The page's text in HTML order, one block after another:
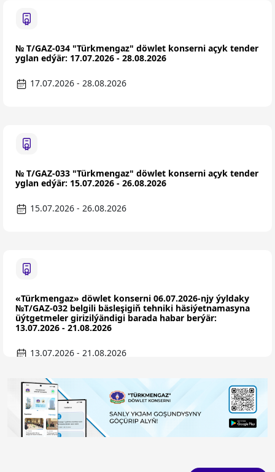
№ T/GAZ-034 "Türkmengaz" döwlet konserni açyk tender
yglan edýär: 17.07.2026 - 28.08.2026
17.07.2026 - 28.08.2026
№ T/GAZ-033 "Türkmengaz" döwlet konserni açyk tender
yglan edýär: 15.07.2026 - 26.08.2026
15.07.2026 - 26.08.2026
«Türkmengaz» döwlet konserni 06.07.2026-njy ýyldaky
№T/GAZ-032 belgili bäsleşigiň tehniki häsiýetnamasyna
üýtgetmeler girizilýändigi barada habar berýär:
13.07.2026 - 21.08.2026
13.07.2026 - 21.08.2026